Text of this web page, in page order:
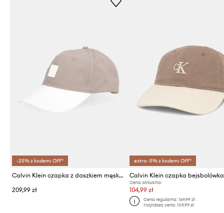
-25% z kodem: OFF*
Calvin Klein czapka z daszkiem męska bawełniana
209,99 zł
extra -5% z kodem: OFF*
Cena aktualna:
104,99 zł
Cena regularna: 169,99 zł
Najniższa cena: 109,99 zł